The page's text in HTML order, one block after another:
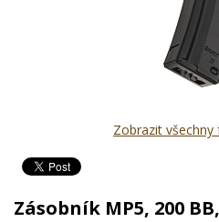
Zobrazit
Zásobník MP5, 200